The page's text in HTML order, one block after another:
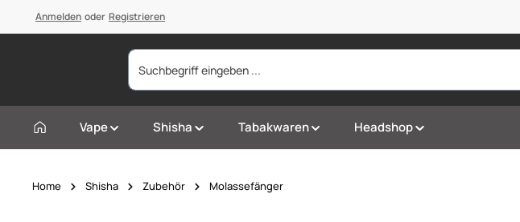
Zur Hauptnavigation springen
Anmelden oder Registrieren
Vape Shisha Tabakwaren Headshop
Home Shisha Zubehör Molassefänger